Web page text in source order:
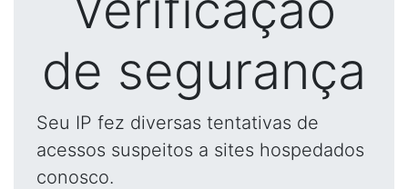
de segurança
Seu IP fez diversas tentativas de
acessos suspeitos a sites hospedados
conosco.